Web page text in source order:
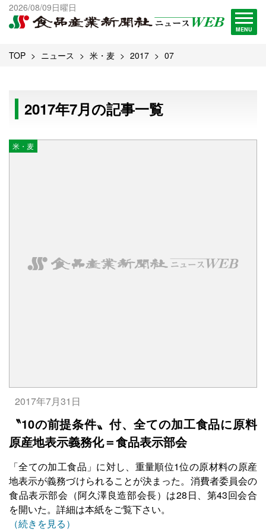
2026/08/09日曜日
MENU
出版物一覧へ
試読・購読申し込み
TOP ニュース 米・麦 2017 07
2017年7月の記事一覧
米・麦
2017年7月31日
〝10の前提条件〟付、全ての加工食品に原料
原産地表示義務化＝食品表示部会
「全ての加工食品」に対し、重量順位1位の原材料の原産
地表示が義務づけられることが決まった。消費者委員会の
食品表示部会（阿久澤良造部会長）は28日、第43回会合
を開いた。詳細は本紙をご覧下さい。
（続きを見る）